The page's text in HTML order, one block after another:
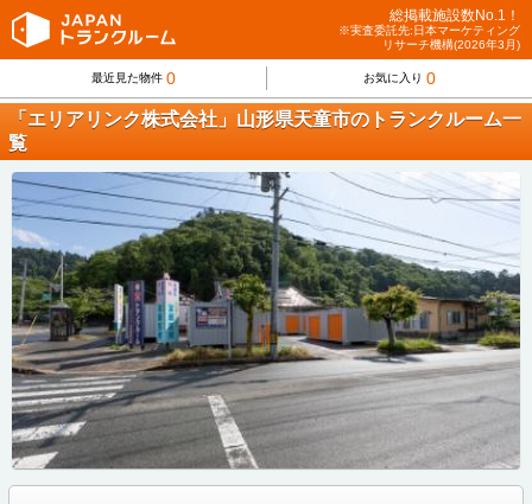
総掲載施設数No.1！
※実査委託先:日本マーケティング
リサーチ機構(2026年3月)
最近見た物件 0 お気に入り 0
「エリアリンク株式会社」山形県天童市のトランクルーム一
覧